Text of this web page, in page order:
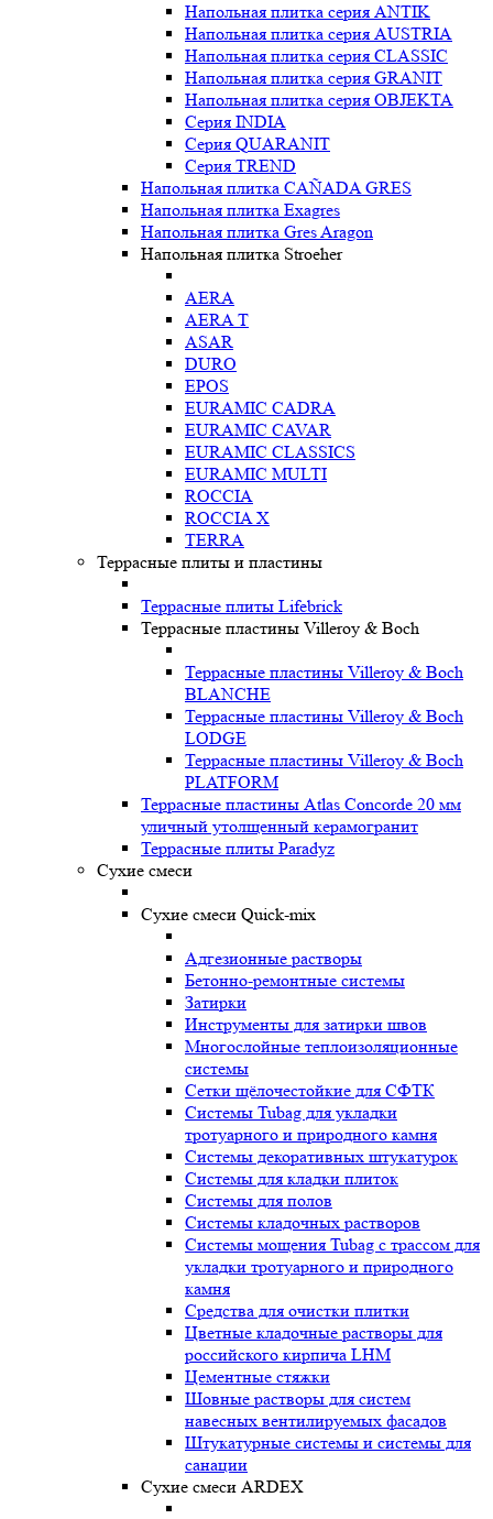
Напольная плитка серия ANTIK
Напольная плитка серия AUSTRIA
Напольная плитка серия CLASSIC
Напольная плитка серия GRANIT
Напольная плитка серия OBJEKTA
Серия INDIA
Серия QUARANIT
Серия TREND
Напольная плитка CAÑADA GRES
Напольная плитка Exagres
Напольная плитка Gres Aragon
Напольная плитка Stroeher
AERA
AERA T
ASAR
DURO
EPOS
EURAMIC CADRA
EURAMIC CAVAR
EURAMIC CLASSICS
EURAMIC MULTI
ROCCIA
ROCCIA X
TERRA
Террасные плиты и пластины
Террасные плиты Lifebrick
Террасные пластины Villeroy & Boch
Террасные пластины Villeroy & Boch
BLANCHE
Террасные пластины Villeroy & Boch
LODGE
Террасные пластины Villeroy & Boch
PLATFORM
Террасные пластины Atlas Concorde 20 мм
уличный утолщенный керамогранит
Террасные плиты Paradyz
Сухие смеси
Сухие смеси Quick-mix
Адгезионные растворы
Бетонно-ремонтные системы
Затирки
Инструменты для затирки швов
Многослойные теплоизоляционные
системы
Сетки щёлочестойкие для СФТК
Системы Tubag для укладки
тротуарного и природного камня
Системы декоративных штукатурок
Системы для кладки плиток
Системы для полов
Системы кладочных растворов
Системы мощения Tubag с трассом для
укладки тротуарного и природного
камня
Средства для очистки плитки
Цветные кладочные растворы для
российского кирпича LHM
Цементные стяжки
Шовные растворы для систем
навесных вентилируемых фасадов
Штукатурные системы и системы для
санации
Сухие смеси ARDEX